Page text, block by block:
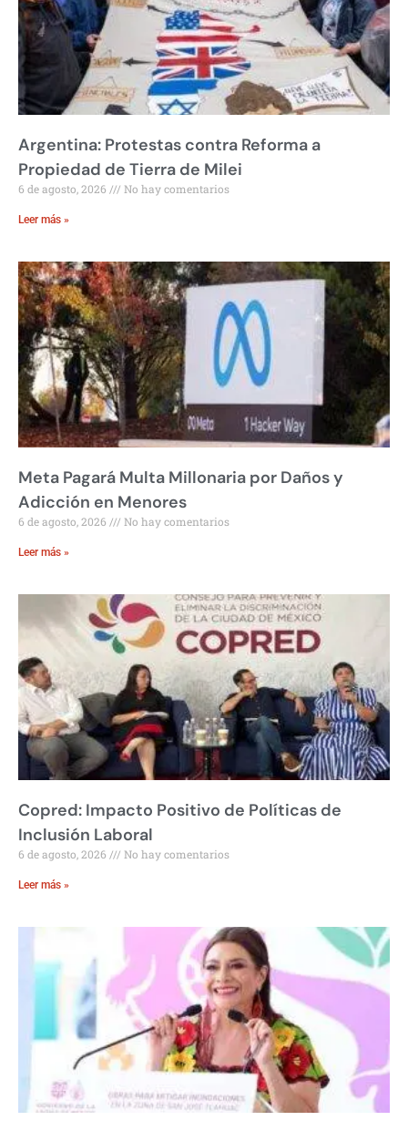
Argentina: Protestas contra Reforma a
Propiedad de Tierra de Milei
6 de agosto, 2026 No hay comentarios
Leer más »
Meta Pagará Multa Millonaria por Daños y
Adicción en Menores
6 de agosto, 2026 No hay comentarios
Leer más »
Copred: Impacto Positivo de Políticas de
Inclusión Laboral
6 de agosto, 2026 No hay comentarios
Leer más »